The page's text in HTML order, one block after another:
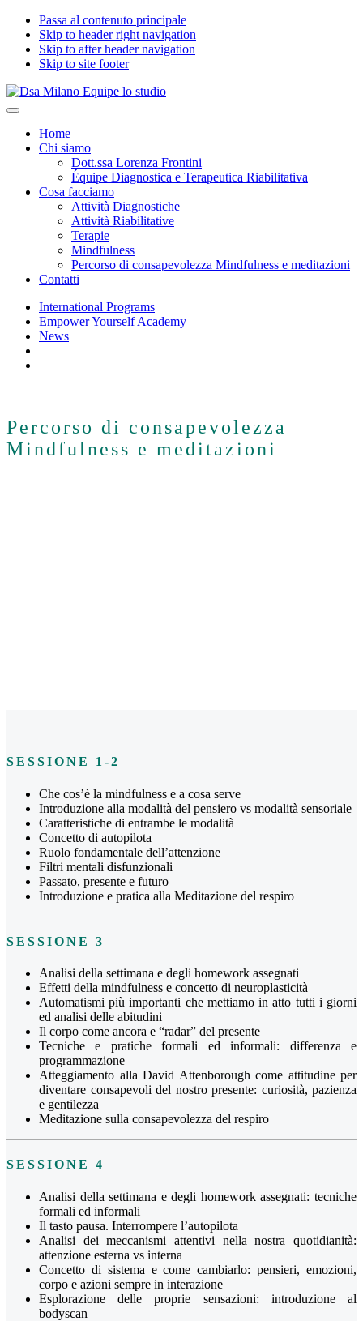
Passa al contenuto principale
Skip to header right navigation
Skip to after header navigation
Skip to site footer
Dsa
Equipe
Specialisti
benessere
psicologico
evolutiva
Menu
Home
Chi siamo
Dott.ssa Lorenza Frontini
Équipe Diagnostica e Terapeutica Riabilitativa
Cosa facciamo
Attività Diagnostiche
Attività Riabilitative
Terapie
Mindfulness
Percorso di consapevolezza Mindfulness e meditazioni
Contatti
International Programs
Empower Yourself Academy
News
Percorso di consapevolezza
Mindfulness e meditazioni
SESSIONE 1-2
Che cos’è la mindfulness e a cosa serve
Introduzione alla modalità del pensiero vs modalità sensoriale
Caratteristiche di entrambe le modalità
Concetto di autopilota
Ruolo fondamentale dell’attenzione
Filtri mentali disfunzionali
Passato, presente e futuro
Introduzione e pratica alla Meditazione del respiro
SESSIONE 3
Analisi della settimana e degli homework assegnati
Effetti della mindfulness e concetto di neuroplasticità
Automatismi più importanti che mettiamo in atto tutti i giorni
ed analisi delle abitudini
Il corpo come ancora e “radar” del presente
Tecniche e pratiche formali ed informali: differenza e
programmazione
Atteggiamento alla David Attenborough come attitudine per
diventare consapevoli del nostro presente: curiosità, pazienza
e gentilezza
Meditazione sulla consapevolezza del respiro
SESSIONE 4
Analisi della settimana e degli homework assegnati: tecniche
formali ed informali
Il tasto pausa. Interrompere l’autopilota
Analisi dei meccanismi attentivi nella nostra quotidianità:
attenzione esterna vs interna
Concetto di sistema e come cambiarlo: pensieri, emozioni,
corpo e azioni sempre in interazione
Esplorazione delle proprie sensazioni: introduzione al
bodyscan